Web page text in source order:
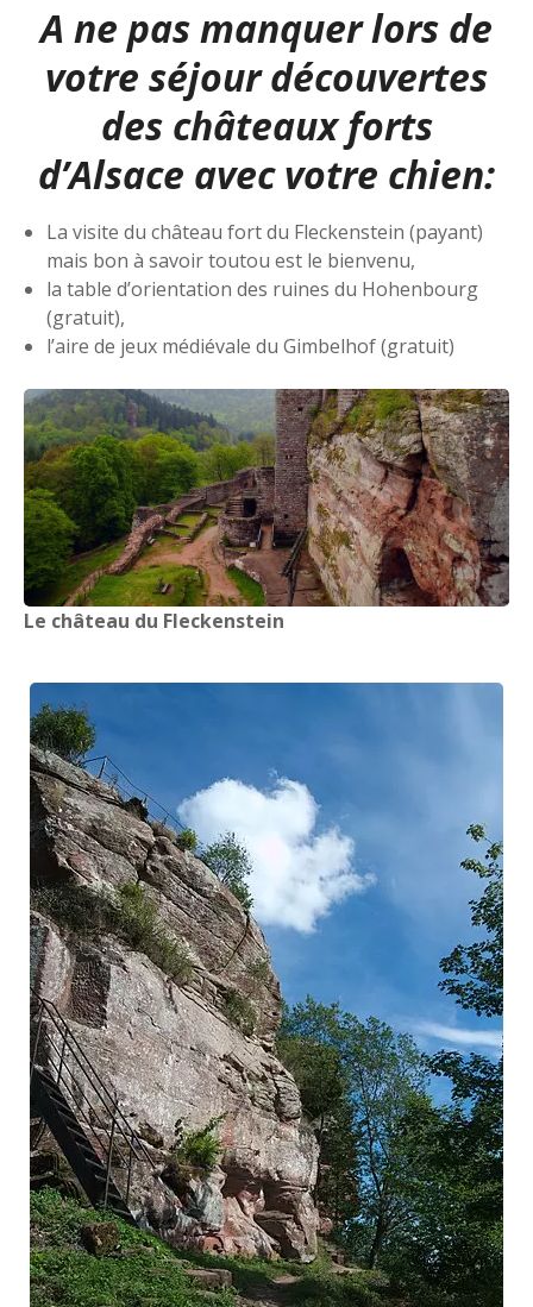
A ne pas manquer lors de
votre séjour découvertes
des châteaux forts
d’Alsace avec votre chien:
La visite du château fort du Fleckenstein (payant)
mais bon à savoir toutou est le bienvenu,
la table d’orientation des ruines du Hohenbourg
(gratuit),
l’aire de jeux médiévale du Gimbelhof (gratuit)
Le château du Fleckenstein